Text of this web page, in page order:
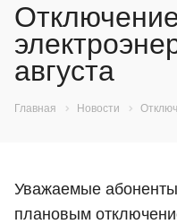
августа
Главная Новости
Уважаемые
плановым